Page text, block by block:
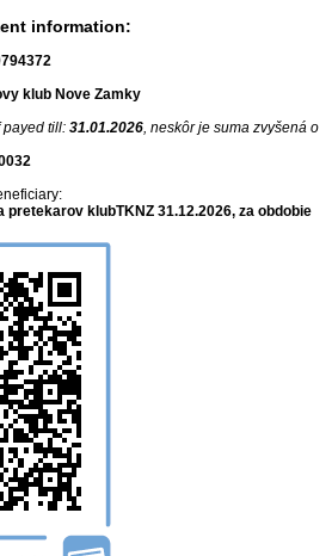
information:
klub Nove Zamky
till: 31.01.2026, neskôr je suma zvyšená o
pretekarov klubTKNZ 31.12.2026, za obdobie